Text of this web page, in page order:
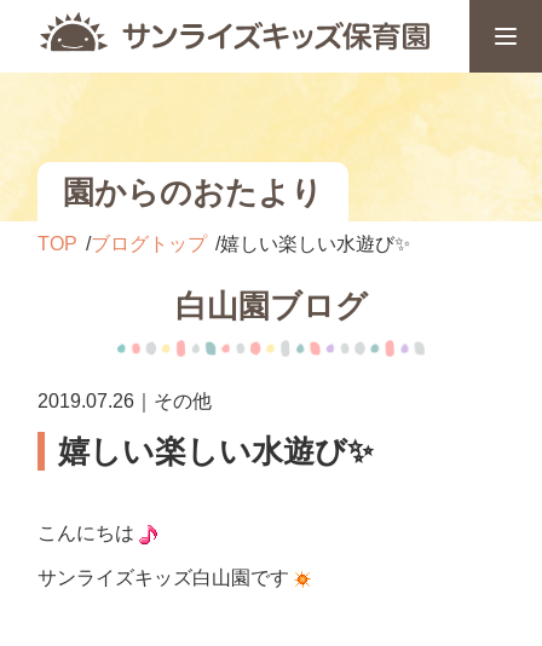
園からのおたより
TOP ブログトップ 嬉しい楽しい水遊び✨
白山園ブログ
2019.07.26｜その他
嬉しい楽しい水遊び✨
こんにちは
サンライズキッズ白山園です